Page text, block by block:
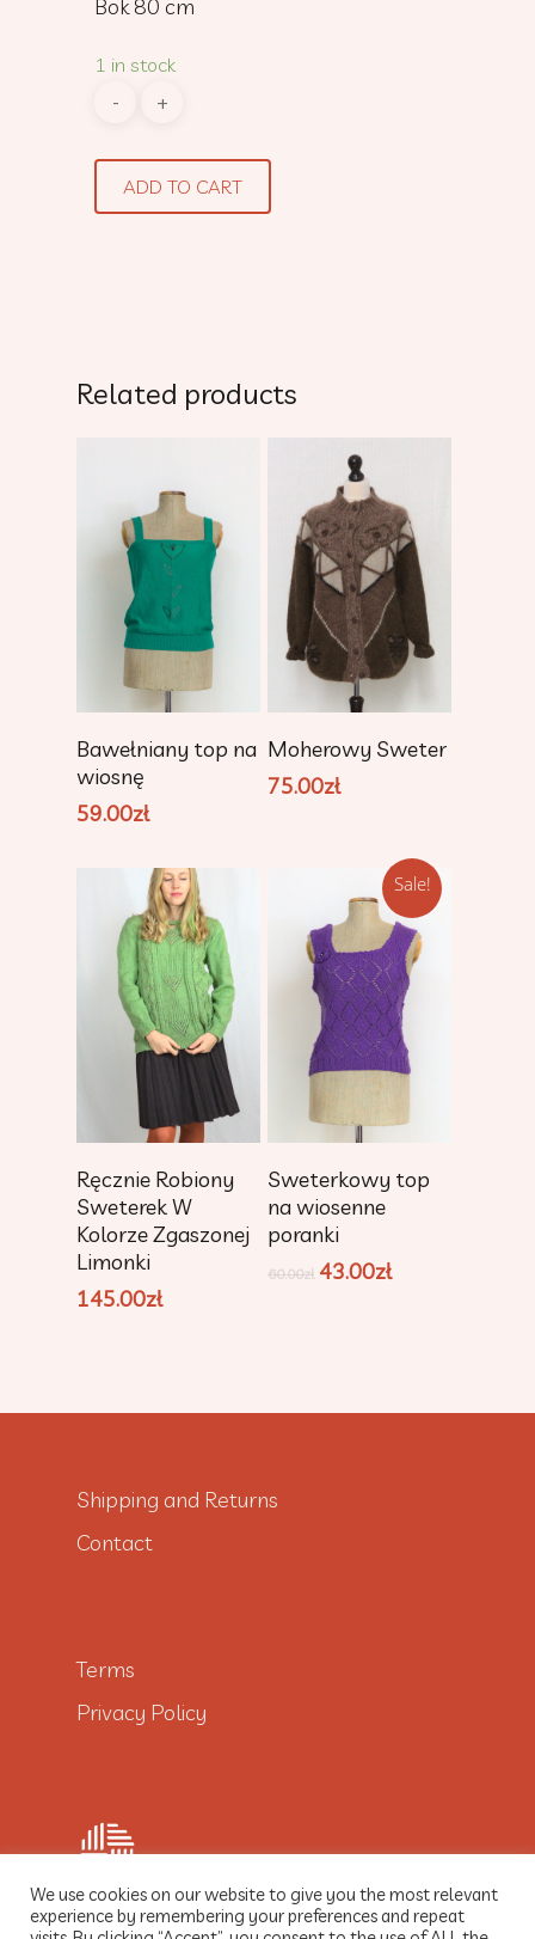
Bok 80 cm
1 in stock
ADD TO CART
Related products
Add To Cart
Bawełniany top na
wiosnę
59.00zł
Add To Cart
Moherowy Sweter
75.00zł
Add To Cart
Ręcznie Robiony
Sweterek W
Kolorze Zgaszonej
Limonki
145.00zł
Sale!
Add To Cart
Sweterkowy top
na wiosenne
poranki
60.00zł 43.00zł
Shipping and Returns
Contact
Terms
Privacy Policy
We use cookies on our website to give you the most relevant
experience by remembering your preferences and repeat